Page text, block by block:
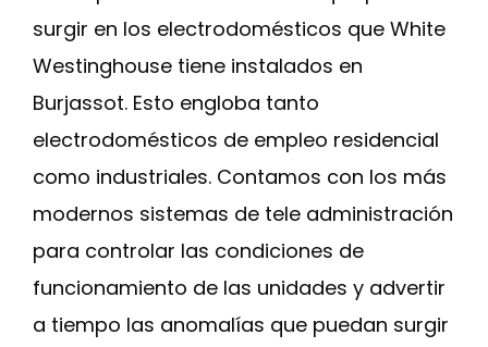
surgir en los electrodomésticos que White
Westinghouse tiene instalados en
Burjassot. Esto engloba tanto
electrodomésticos de empleo residencial
como industriales. Contamos con los más
modernos sistemas de tele administración
para controlar las condiciones de
funcionamiento de las unidades y advertir
a tiempo las anomalías que puedan surgir